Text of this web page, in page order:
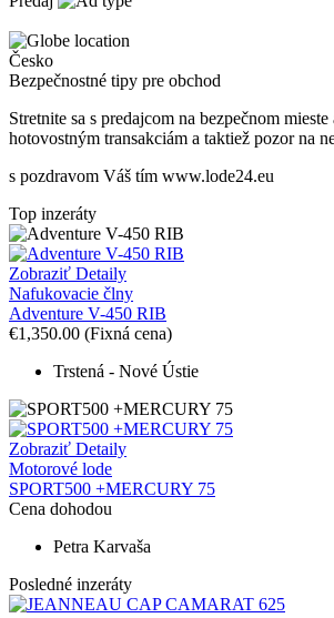
Česko
Bezpečnostné tipy pre obchod
Stretnite sa s predajcom na bezpečnom mieste
hotovostným transakciám a taktiež pozor na
s pozdravom Váš tím www.lode24.eu
Top inzeráty
Zobraziť Detaily
Nafukovacie člny
Adventure V-450 RIB
€1,350.00 (Fixná cena)
Trstená - Nové Ústie
Zobraziť Detaily
Motorové lode
SPORT500 +MERCURY 75
Cena dohodou
Petra Karvaša
Posledné inzeráty